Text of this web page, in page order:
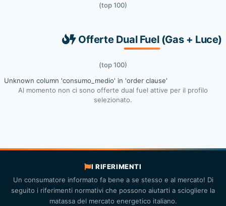
(top 100)
Offerte Dual Fuel (Gas + Luce)
(top 100)
Unknown column 'consumo_medio' in 'order clause'
Al momento non ci sono offerte dual fuel attive per il profilo
selezionato.
I RIFERIMENTI
Un consumatore informato fa bene a se stesso e al mercato! Di
seguito i riferimenti normativi che possono aiutarti a sciogliere la
matassa del mercato energetico italiano.